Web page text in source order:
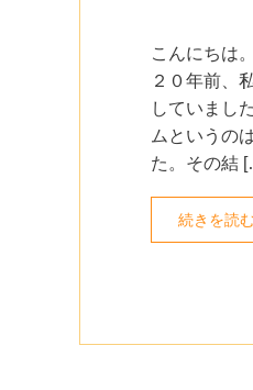
こんにちは
２０年前、
していまし
ムというの
た。その結
続きを読